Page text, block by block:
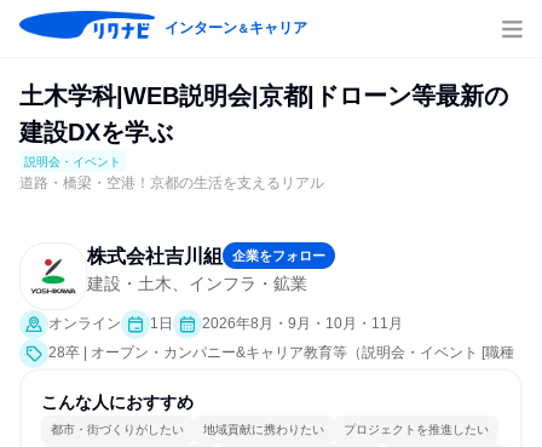
インターン＆キャリア
土木学科|WEB説明会|京都|ドローン等最新の
建設DXを学ぶ
説明会・イベント
道路・橋梁・空港！京都の生活を支えるリアル
株式会社吉川組 企業をフォロー
建設・土木、インフラ・鉱業
オンライン 1日
2026年8月・9月・10月・11月
28卒 | オープン・カンパニー&キャリア教育等（説明会・イベント [職種
こんな人におすすめ
都市・街づくりがしたい 地域貢献に携わりたい プロジェクトを推進したい